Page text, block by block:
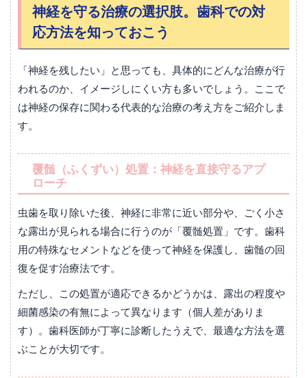
神経を守る治療の選択肢。歯科での対
応方法を知っておこう
「神経を残したい」と思っても、具体的にどんな治療が行
われるのか、イメージしにくい方も多いでしょう。ここで
は神経の保存に関わる代表的な治療の考え方をご紹介しま
す。
覆髄（ふくずい）処置：神経を直接守るアプ
ローチ
虫歯を取り除いた後、神経に非常に近い部分や、ごく小さ
な露出が見られる場合に行うのが「覆髄処置」です。歯科
用の特殊なセメントなどを使って神経を保護し、歯髄の回
復を促す治療法です。
ただし、この処置が適応できるかどうかは、露出の程度や
細菌感染の有無によって異なります（個人差がありま
す）。歯科医師が丁寧に診断したうえで、最適な方法を選
ぶことが大切です。